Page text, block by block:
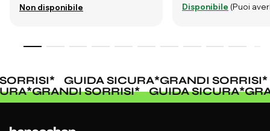
Non disponibile Disponibile (Puoi
* GUIDA SICURA*GRANDI SORRISI*
*GRANDI SORRISI* GUIDA SICURA*